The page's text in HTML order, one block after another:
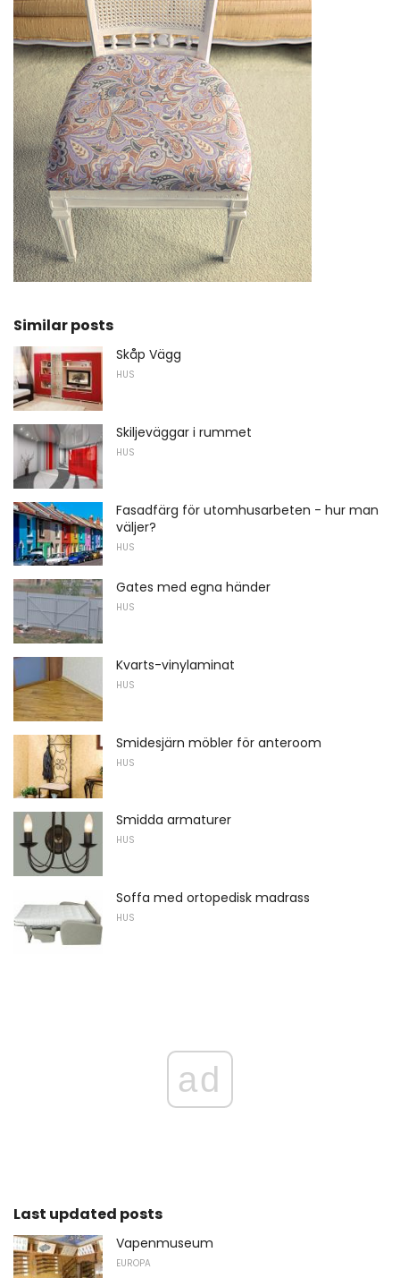
Similar posts
Skåp Vägg
HUS
Skiljeväggar i rummet
HUS
Fasadfärg för utomhusarbeten - hur man
väljer?
HUS
Gates med egna händer
HUS
Kvarts-vinylaminat
HUS
Smidesjärn möbler för anteroom
HUS
Smidda armaturer
HUS
Soffa med ortopedisk madrass
HUS
ad
Last updated posts
Vapenmuseum
EUROPA